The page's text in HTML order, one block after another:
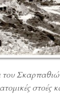
στοές